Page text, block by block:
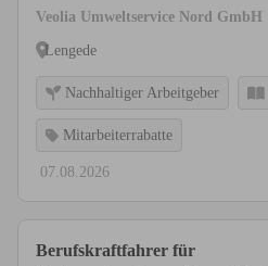
Veolia Umweltservice Nord GmbH
Lengede
Nachhaltiger Arbeitgeber
Mitarbeiterrabatte
07.08.2026
Berufskraftfahrer für